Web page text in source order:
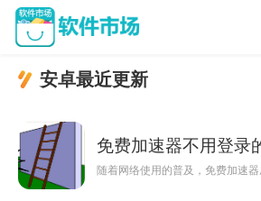
安卓最近更新
免费加速器不用登录
随着网络使用的普及，免费加速